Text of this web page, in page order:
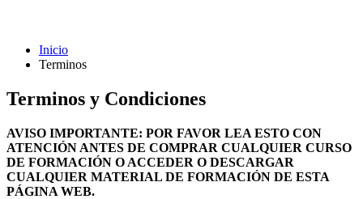
Inicio
Terminos
Terminos y Condiciones
AVISO IMPORTANTE: POR FAVOR LEA ESTO CON
ATENCIÓN ANTES DE COMPRAR CUALQUIER CURSO
DE FORMACIÓN O ACCEDER O DESCARGAR
CUALQUIER MATERIAL DE FORMACIÓN DE ESTA
PÁGINA WEB.